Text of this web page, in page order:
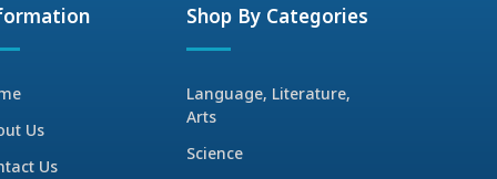
Us
Us
Shop By Categories
Language, Literature,
Arts
Science